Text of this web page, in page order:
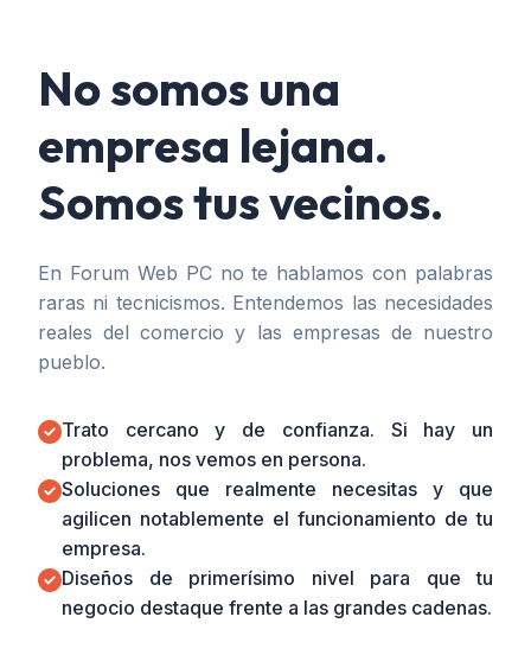
No somos una
empresa lejana.
Somos tus vecinos.
En Forum Web PC no te hablamos con palabras
raras ni tecnicismos. Entendemos las necesidades
reales del comercio y las empresas de nuestro
pueblo.
Trato cercano y de confianza. Si hay un
problema, nos vemos en persona.
Soluciones que realmente necesitas y que
agilicen notablemente el funcionamiento de tu
empresa.
Diseños de primerísimo nivel para que tu
negocio destaque frente a las grandes cadenas.